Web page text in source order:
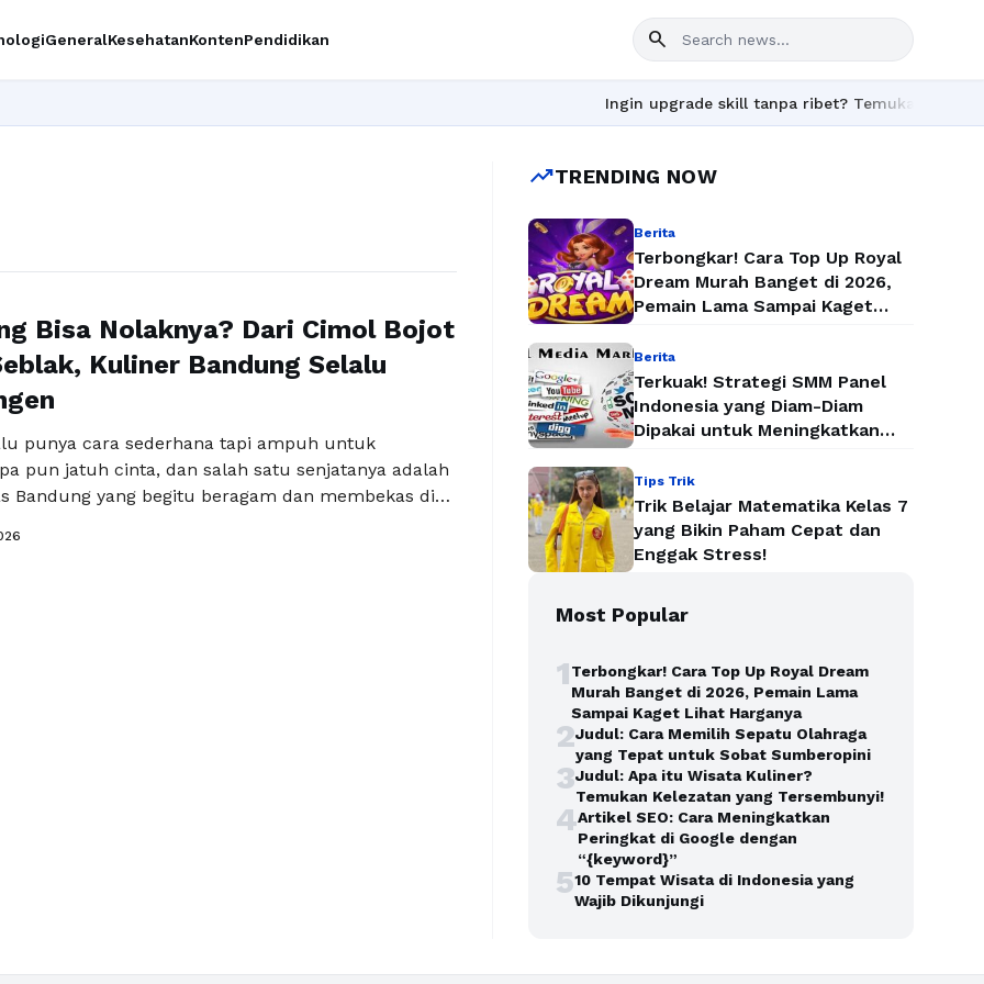
GeneralKesehatanKontenPendidikan search
Ingin upgrade skill tanpa ribet? Temukan kelas
Bisa Nolaknya? Dari Cimol Bojot
Kuliner Bandung Selalu
punya cara sederhana tapi ampuh untuk
pun jatuh cinta, dan salah satu senjatanya adalah
Bandung yang begitu beragam dan membekas di
bojot yang kenyal dengan taburan bumbu pedas,
aroma kencur yang menyengat, hingga cirambay
trending_upTRENDING NOW
Berita
Terbongkar! Cara Top Up Royal
Dream Murah Banget di 2026,
Pemain Lama Sampai Kaget
Berita
Terkuak! Strategi SMM Panel
Indonesia yang Diam-Diam
Dipakai untuk Meningkatkan
Instan
Tips Trik
Trik Belajar Matematika Kelas 7
yang Bikin Paham Cepat dan
Enggak Stress!
Most Popular
1Terbongkar! Cara Top Up Royal Dream
Murah Banget di 2026, Pemain Lama
Sampai Kaget Lihat Harganya
2Judul: Cara Memilih Sepatu Olahraga
yang Tepat untuk Sobat Sumberopini
3Judul: Apa itu Wisata Kuliner?
Temukan Kelezatan yang Tersembunyi!
4Artikel SEO: Cara Meningkatkan
Peringkat di Google dengan
“{keyword}”
510 Tempat Wisata di Indonesia yang
Wajib Dikunjungi